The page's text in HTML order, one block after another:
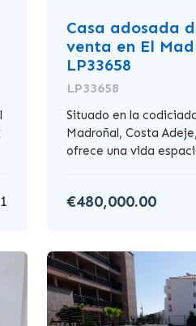
1
Casa adosada
venta en El
LP33658
LP33658
Situado en la
Madroñal, Costa
ofrece una vida
€480,000.00